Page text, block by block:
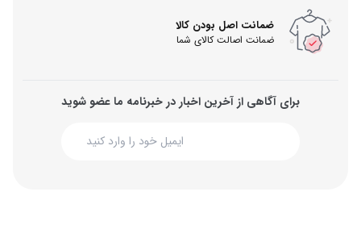
ضمانت اصل بودن کالا
ضمانت اصالت کالای شما
برای آگاهی از آخرین اخبار در خبرنامه ما عضو شوید